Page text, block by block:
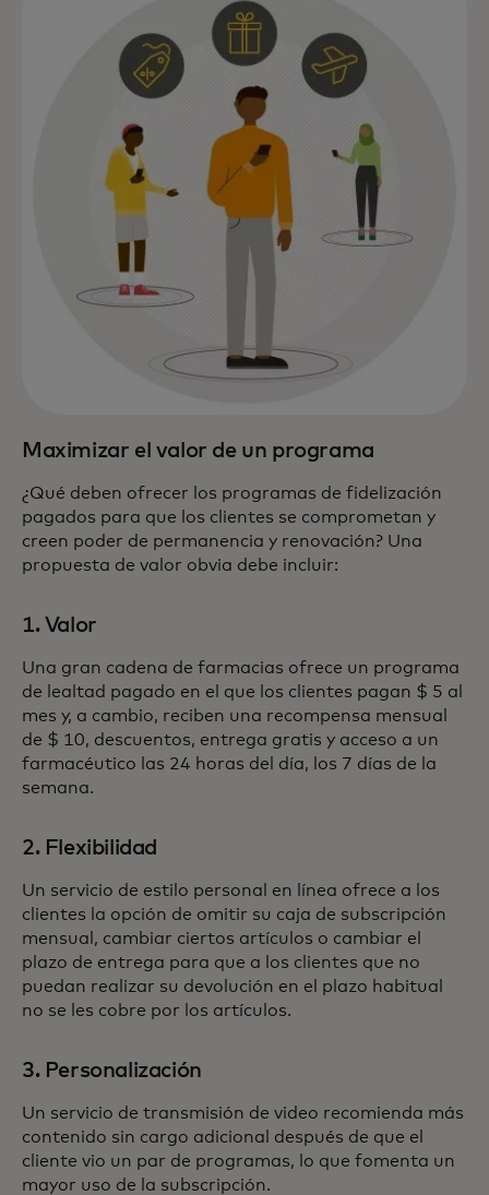
Maximizar el valor de un programa
¿Qué deben ofrecer los programas de fidelización
pagados para que los clientes se comprometan y
creen poder de permanencia y renovación? Una
propuesta de valor obvia debe incluir:
1. Valor
Una gran cadena de farmacias ofrece un programa
de lealtad pagado en el que los clientes pagan $ 5 al
mes y, a cambio, reciben una recompensa mensual
de $ 10, descuentos, entrega gratis y acceso a un
farmacéutico las 24 horas del día, los 7 días de la
semana.
2. Flexibilidad
Un servicio de estilo personal en línea ofrece a los
clientes la opción de omitir su caja de subscripción
mensual, cambiar ciertos artículos o cambiar el
plazo de entrega para que a los clientes que no
puedan realizar su devolución en el plazo habitual
no se les cobre por los artículos.
3. Personalización
Un servicio de transmisión de video recomienda más
contenido sin cargo adicional después de que el
cliente vio un par de programas, lo que fomenta un
mayor uso de la subscripción.